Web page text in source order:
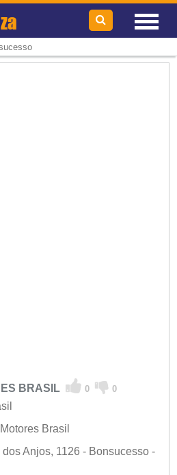
BRASIL 0 0
Brasil
Anjos, 1126 - Bonsucesso -